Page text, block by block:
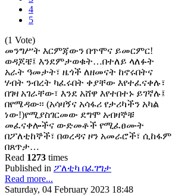
4
5
(1 Vote)
መንግሥት እርምጃውን በጥሞና ይመርምር!
ወዳጆቼ፤ እንደምታወቁት…በተለይ ላለፉት
አራት ዓመታት፣ ዜጎች ለዘመናት ከኖሩበትና
ሃብት ንብረት ካፈሩበት ቀያቸው እየተፈናቀሉ፣
በገዛ አገራቸው፣ እንደ አሸዋ እየተበተኑ ይገኛሉ፤
በየሜዳው፡፡ (አሳዛኝና አሳፋሪ የታሪካችን አካል
ነው!)የሚያስገርመው ደግሞ አብዛኞቹ
መፈናቀሎችና ውድመቶች የሚፈፀሙት
በፖለቲከኞች፣ በወረዳና ዞን አመራሮች፣ ሲከፋም
በጸጥታ…
Read 1273 times
Published in ፖለቲካ በፈገግታ
Read more...
Saturday, 04 February 2023 18:48